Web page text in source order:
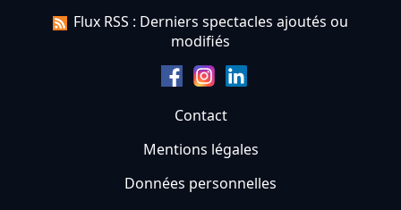
Flux RSS : Derniers spectacles ajoutés ou
modifiés
Contact
Mentions légales
Données personnelles